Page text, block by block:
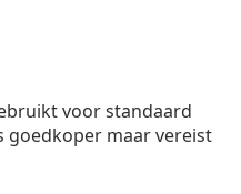
voor standaard
goedkoper maar vereist